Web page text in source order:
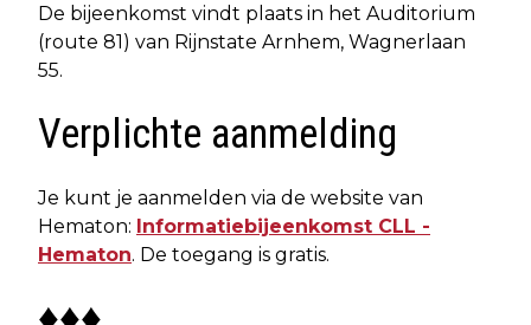
De bijeenkomst vindt plaats in het Auditorium
(route 81) van Rijnstate Arnhem, Wagnerlaan
55.
Verplichte aanmelding
Je kunt je aanmelden via de website van
Hematon: Informatiebijeenkomst CLL -
Hematon. De toegang is gratis.